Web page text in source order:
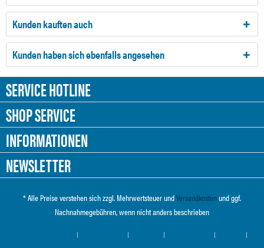
Kunden kauften auch
Kunden haben sich ebenfalls angesehen
SERVICE HOTLINE
SHOP SERVICE
INFORMATIONEN
NEWSLETTER
* Alle Preise verstehen sich zzgl. Mehrwertsteuer undVersandkostenund ggf.
Nachnahmegebühren, wenn nicht anders beschrieben